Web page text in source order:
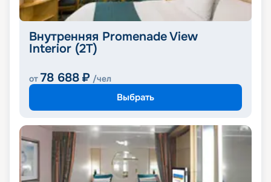
Внутренняя Promenade View
Interior (2T)
от 78 688 ₽ /чел
Выбрать